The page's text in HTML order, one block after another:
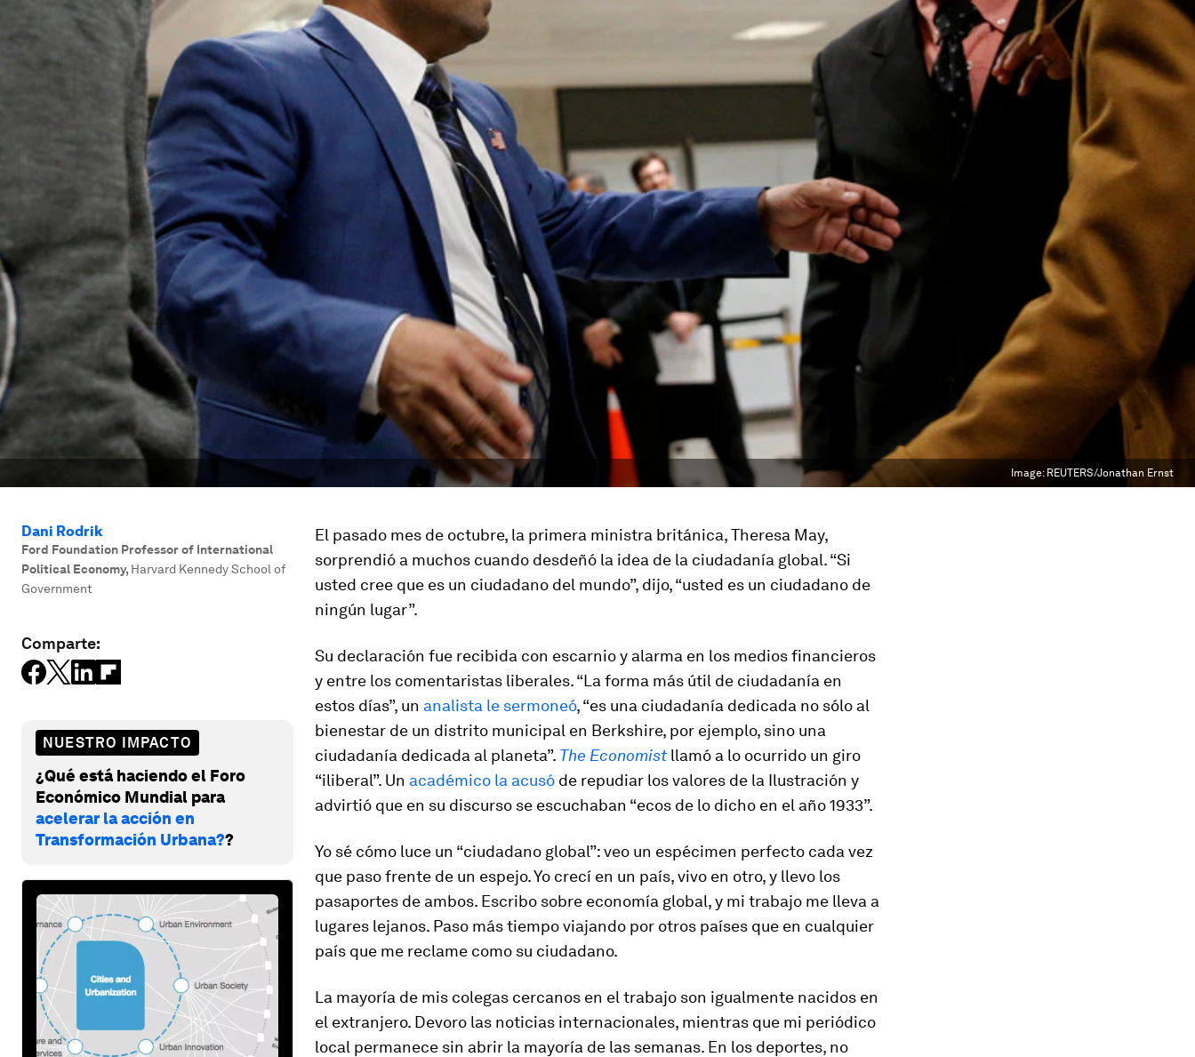
Image: REUTERS/Jonathan Ernst
Dani Rodrik
Ford Foundation Professor of International
Political Economy, Harvard Kennedy School of
Government
Comparte:
NUESTRO IMPACTO
¿Qué está haciendo el Foro
Económico Mundial para
acelerar la acción en
Transformación Urbana??
El pasado mes de octubre, la primera ministra británica, Theresa May,
sorprendió a muchos cuando desdeñó la idea de la ciudadanía global. “Si
usted cree que es un ciudadano del mundo”, dijo, “usted es un ciudadano de
ningún lugar”.
Su declaración fue recibida con escarnio y alarma en los medios financieros
y entre los comentaristas liberales. “La forma más útil de ciudadanía en
estos días”, un analista le sermoneó, “es una ciudadanía dedicada no sólo al
bienestar de un distrito municipal en Berkshire, por ejemplo, sino una
ciudadanía dedicada al planeta”. The Economistllamó a lo ocurrido un giro
“iliberal”. Un académico la acusó de repudiar los valores de la Ilustración y
advirtió que en su discurso se escuchaban “ecos de lo dicho en el año 1933”.
Yo sé cómo luce un “ciudadano global”: veo un espécimen perfecto cada vez
que paso frente de un espejo. Yo crecí en un país, vivo en otro, y llevo los
pasaportes de ambos. Escribo sobre economía global, y mi trabajo me lleva a
lugares lejanos. Paso más tiempo viajando por otros países que en cualquier
país que me reclame como su ciudadano.
La mayoría de mis colegas cercanos en el trabajo son igualmente nacidos en
el extranjero. Devoro las noticias internacionales, mientras que mi periódico
local permanece sin abrir la mayoría de las semanas. En los deportes, no